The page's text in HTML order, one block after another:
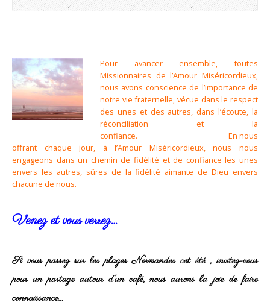
Pour avancer ensemble, toutes
Missionnaires de l’Amour Miséricordieux,
nous avons conscience de l’importance de
notre vie fraternelle, vécue dans le respect
des unes et des autres, dans l’écoute, la
réconciliation et la
confiance. En nous
offrant chaque jour, à l’Amour Miséricordieux, nous nous
engageons dans un chemin de fidélité et de confiance les unes
envers les autres, sûres de la fidélité aimante de Dieu envers
chacune de nous.
Venez et vous verrez…
Si vous passez sur les plages Normandes cet été , invitez-vous
pour un partage autour d’un café, nous aurons la joie de faire
connaissance…